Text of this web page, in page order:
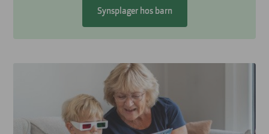
Synsplager hos barn